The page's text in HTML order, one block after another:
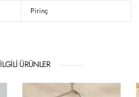
Pirinç
İLGILI ÜRÜNLER